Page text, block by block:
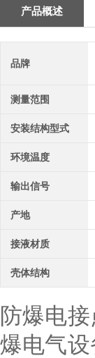
产品概述
品牌
测量范围
安装结构型式
环境温度
输出信号
产地
接液材质
壳体结构
防爆电
爆电气